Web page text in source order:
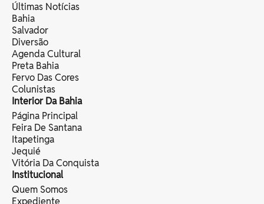
Últimas Notícias
Bahia
Salvador
Diversão
Agenda Cultural
Preta Bahia
Fervo Das Cores
Colunistas
Interior Da Bahia
Página Principal
Feira De Santana
Itapetinga
Jequié
Vitória Da Conquista
Institucional
Quem Somos
Expediente